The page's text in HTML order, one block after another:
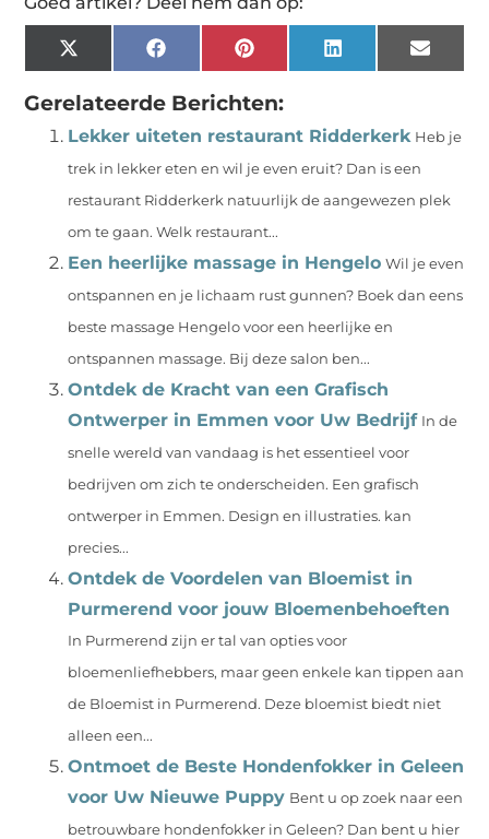
X
(Twitter)
FacebookPinterest LinkedIn Email
Gerelateerde Berichten:
Lekker uiteten restaurant Ridderkerk Heb je
trek in lekker eten en wil je even eruit? Dan is een
restaurant Ridderkerk natuurlijk de aangewezen plek
om te gaan. Welk restaurant...
Een heerlijke massage in Hengelo Wil je even
ontspannen en je lichaam rust gunnen? Boek dan eens
beste massage Hengelo voor een heerlijke en
ontspannen massage. Bij deze salon ben...
Ontdek de Kracht van een Grafisch
Ontwerper in Emmen voor Uw Bedrijf In de
snelle wereld van vandaag is het essentieel voor
bedrijven om zich te onderscheiden. Een grafisch
ontwerper in Emmen. Design en illustraties. kan
precies...
Ontdek de Voordelen van Bloemist in
Purmerend voor jouw Bloemenbehoeften
In Purmerend zijn er tal van opties voor
bloemenliefhebbers, maar geen enkele kan tippen aan
de Bloemist in Purmerend. Deze bloemist biedt niet
alleen een...
Ontmoet de Beste Hondenfokker in Geleen
voor Uw Nieuwe Puppy Bent u op zoek naar een
betrouwbare hondenfokker in Geleen? Dan bent u hier